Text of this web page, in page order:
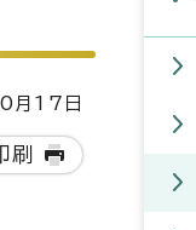
17日
刷